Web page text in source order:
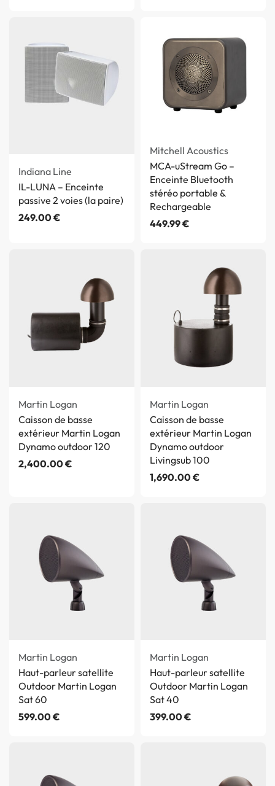
Indiana Line
IL-LUNA – Enceinte
passive 2 voies (la paire)
249.00€
Mitchell Acoustics
MCA-uStream Go –
Enceinte Bluetooth
stéréo portable &
Rechargeable
449.99€
Martin Logan
Caisson de basse
extérieur Martin Logan
Dynamo outdoor 120
2,400.00€
Martin Logan
Caisson de basse
extérieur Martin Logan
Dynamo outdoor
Livingsub 100
1,690.00€
Martin Logan
Haut-parleur satellite
Outdoor Martin Logan
Sat 60
599.00€
Martin Logan
Haut-parleur satellite
Outdoor Martin Logan
Sat 40
399.00€